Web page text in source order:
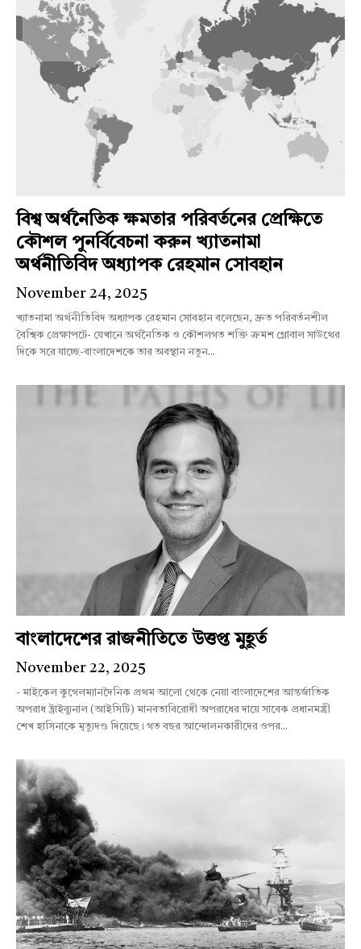
বিশ্ব অর্থনৈতিক ক্ষমতার পরিবর্তনের প্রেক্ষিতে
কৌশল পুনর্বিবেচনা করুন খ্যাতনামা
অর্থনীতিবিদ অধ্যাপক রেহমান সোবহান
November 24, 2025
খ্যাতনামা অর্থনীতিবিদ অধ্যাপক রেহমান সোবহান বলেছেন, দ্রুত পরিবর্তনশীল
বৈশ্বিক প্রেক্ষাপটে- যেখানে অর্থনৈতিক ও কৌশলগত শক্তি ক্রমশ গ্লোবাল সাউথের
দিকে সরে যাচ্ছে-বাংলাদেশকে তার অবস্থান নতুন...
বাংলাদেশের রাজনীতিতে উত্তপ্ত মুহূর্ত
November 22, 2025
- মাইকেল কুগেলম্যানদৈনিক প্রথম আলো থেকে নেয়া বাংলাদেশের আন্তর্জাতিক
অপরাধ ট্রাইব্যুনাল (আইসিটি) মানবতাবিরোধী অপরাধের দায়ে সাবেক প্রধানমন্ত্রী
শেখ হাসিনাকে মৃত্যুদণ্ড দিয়েছে। গত বছর আন্দোলনকারীদের ওপর...